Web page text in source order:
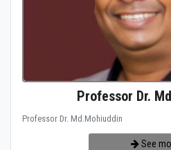
Professor Dr.
Professor Dr. Md.Mohiuddin
See